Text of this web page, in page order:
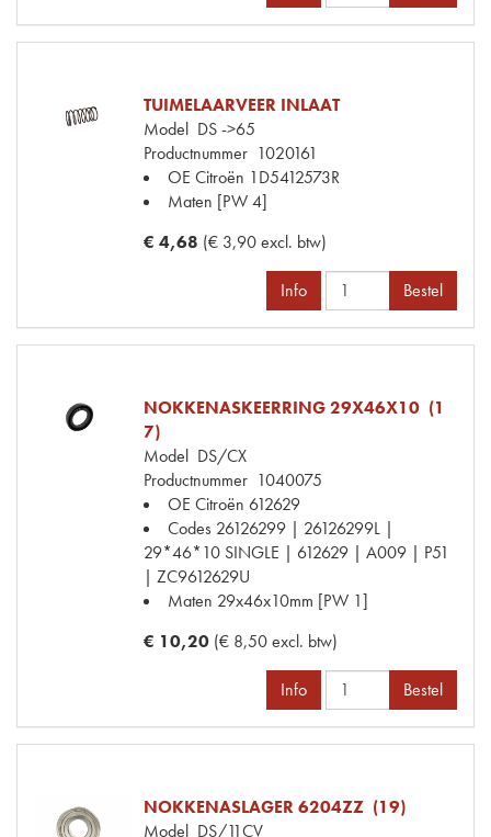
TUIMELAARVEER INLAAT
Model DS ->65
Productnummer 1020161
OE Citroën 1D5412573R
Maten [PW 4]
€ 4,68 (€ 3,90 excl. btw)
Info Bestel
NOKKENASKEERRING 29X46X10 (1
7)
Model DS/CX
Productnummer 1040075
OE Citroën 612629
Codes 26126299 | 26126299L |
29*46*10 SINGLE | 612629 | A009 | P51
| ZC9612629U
Maten 29x46x10mm [PW 1]
€ 10,20 (€ 8,50 excl. btw)
Info Bestel
NOKKENASLAGER 6204ZZ (19)
Model DS/11CV